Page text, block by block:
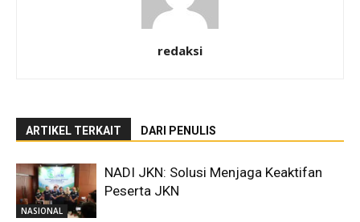
redaksi
ARTIKEL TERKAIT DARI PENULIS
NASIONAL
NADI JKN: Solusi Menjaga Keaktifan
Peserta JKN